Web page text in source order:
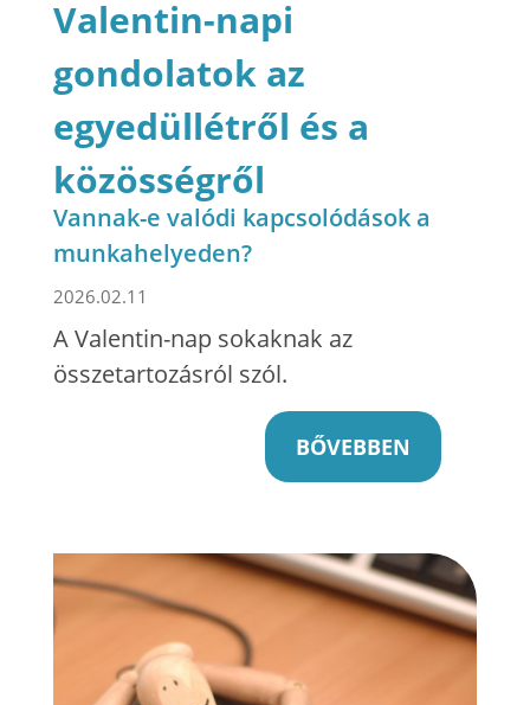
Valentin-napi
gondolatok az
egyedüllétről és a
közösségről
Vannak-e valódi kapcsolódások a
munkahelyeden?
2026.02.11
A Valentin-nap sokaknak az
összetartozásról szól.
BŐVEBBEN